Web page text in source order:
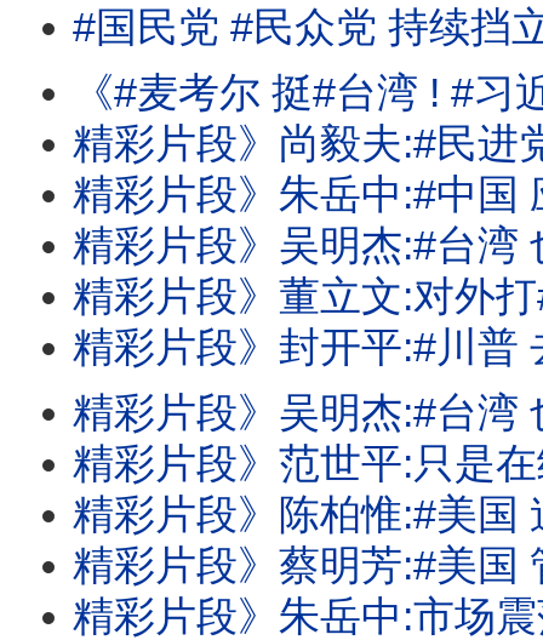
#国民党 #民众党 持续挡
《#麦考尔 挺#台湾 ! #习近平 国师:#台湾 没有下一次的选举!
精彩片段》尚毅夫:#民进党 对立
精彩片段》朱岳中:#中国 应该
精彩片段》吴明杰:#台湾 也有
精彩片段》董立文:对外打#中国 .
精彩片段》封开平:#川普 去
精彩片段》吴明杰:#台湾 也全面
精彩片段》范世平:只是在给#中国
精彩片段》陈柏惟:#美国 迫切关
精彩片段》蔡明芳:#美国 管制持续.#台
精彩片段》朱岳中:市场震荡还